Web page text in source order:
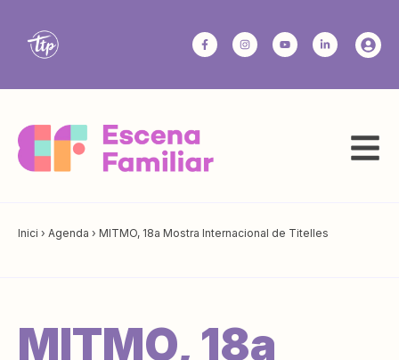
Inici › Agenda › MITMO, 18a Mostra Internacional de Titelles
MITMO, 18a